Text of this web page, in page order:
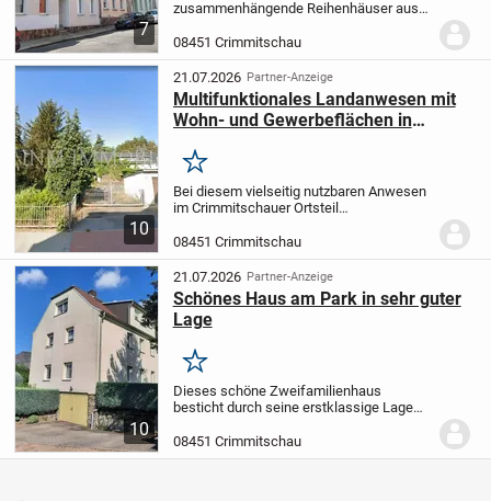
7
zusammenhängende Reihenhäuser aus
vor etwa 25 Jahren umfassend saniert
und befinden sich in einem gepflegten
Zustand.Das Gesamtobjekt...
08451 Crimmitschau
10
21.07.2026 Partner-Anzeige
Multifunktionales Landanwesen mit
Wohn- und Gewerbeflächen in
Merken
Bei diesem vielseitig nutzbaren Anwesen
im Crimmitschauer Ortsteil
historisches Bauernhaus mit Hofanlage,
das um 1900 errichtet wurde. Die
Immobilie wurde vor...
08451 Crimmitschau
10
21.07.2026 Partner-Anzeige
Schönes Haus am Park in sehr guter
Lage
Merken
Dieses schöne Zweifamilienhaus
besticht durch seine erstklassige Lage
Stadt. Nur wenige Schritte entfernt, finden
Sie den malerischen Zöffelpark, der zu...
08451 Crimmitschau